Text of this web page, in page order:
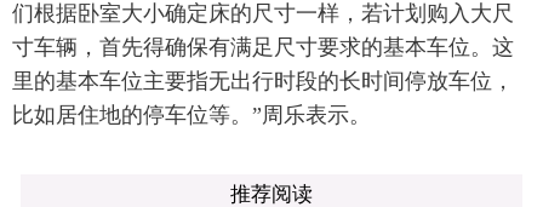
们根据卧室大小确定床的尺寸一样，若计划购入大尺
寸车辆，首先得确保有满足尺寸要求的基本车位。这
里的基本车位主要指无出行时段的长时间停放车位，
比如居住地的停车位等。”周乐表示。
推荐阅读